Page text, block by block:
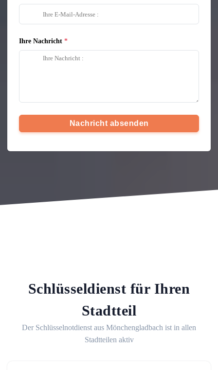
Ihre Nachricht
Nachricht absenden
Schlüsseldienst für Ihren
Stadtteil
Der Schlüsselnotdienst aus Mönchengladbach ist in allen
Stadtteilen aktiv